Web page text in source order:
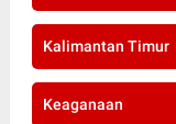
Kalimantan Timur
Keaganaan